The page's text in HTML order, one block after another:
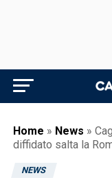
Home » News »
diffidato salta la
NEWS